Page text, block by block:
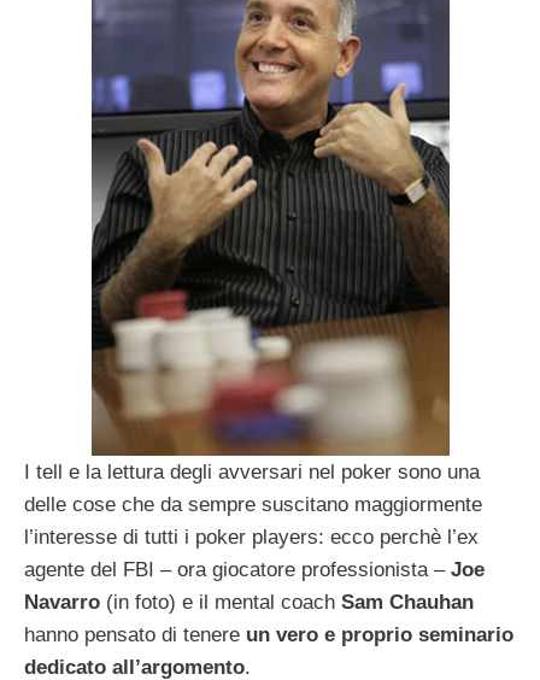
I tell e la lettura degli avversari nel poker sono una
delle cose che da sempre suscitano maggiormente
l’interesse di tutti i poker players: ecco perchè l’ex
agente del FBI – ora giocatore professionista – Joe
Navarro (in foto) e il mental coach Sam Chauhan
hanno pensato di tenere un vero e proprio seminario
dedicato all’argomento.